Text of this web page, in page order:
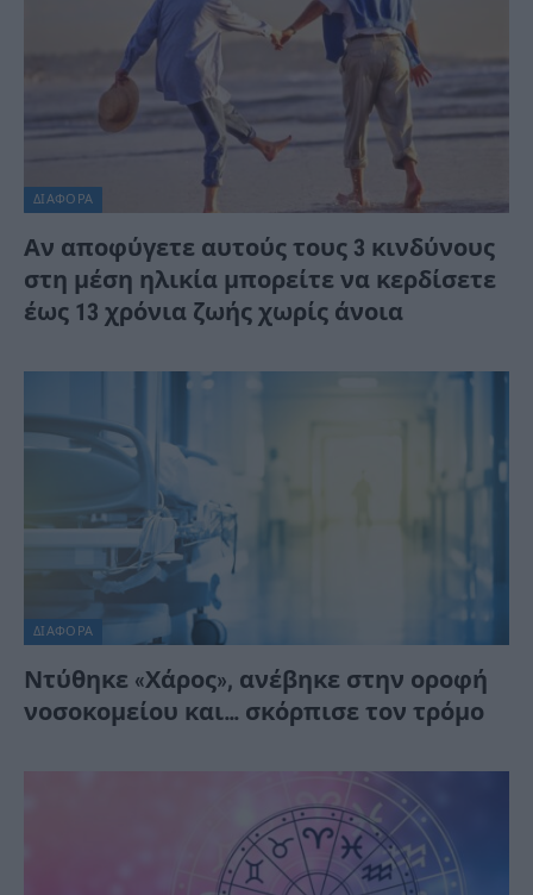
ΔΙΆΦΟΡΑ
Αν αποφύγετε αυτούς τους 3 κινδύνους
στη μέση ηλικία μπορείτε να κερδίσετε
έως 13 χρόνια ζωής χωρίς άνοια
ΔΙΆΦΟΡΑ
Ντύθηκε «Χάρος», ανέβηκε στην οροφή
νοσοκομείου και… σκόρπισε τον τρόμο